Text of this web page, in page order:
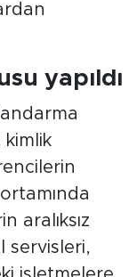
yapıldı
kimlik
aralıksız
servisleri,